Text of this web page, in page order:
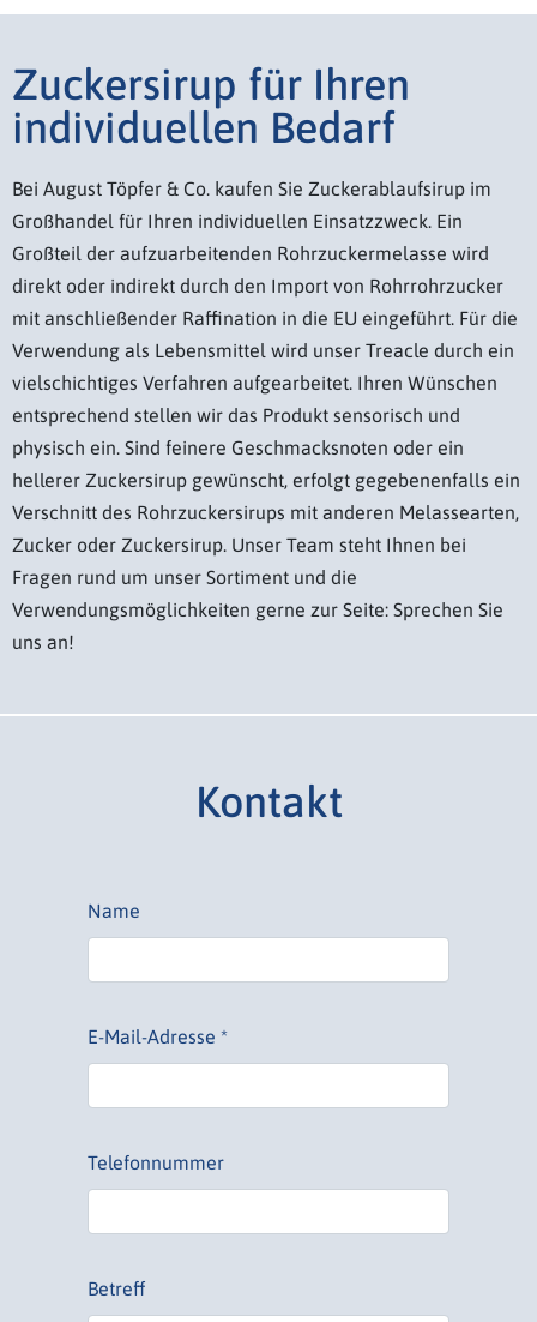
Zuckersirup für Ihren
individuellen Bedarf
Bei August Töpfer & Co. kaufen Sie Zuckerablaufsirup im
Großhandel für Ihren individuellen Einsatzzweck. Ein
Großteil der aufzuarbeitenden Rohrzuckermelasse wird
direkt oder indirekt durch den Import von Rohrrohrzucker
mit anschließender Raffination in die EU eingeführt. Für die
Verwendung als Lebensmittel wird unser Treacle durch ein
vielschichtiges Verfahren aufgearbeitet. Ihren Wünschen
entsprechend stellen wir das Produkt sensorisch und
physisch ein. Sind feinere Geschmacksnoten oder ein
hellerer Zuckersirup gewünscht, erfolgt gegebenenfalls ein
Verschnitt des Rohrzuckersirups mit anderen Melassearten,
Zucker oder Zuckersirup. Unser Team steht Ihnen bei
Fragen rund um unser Sortiment und die
Verwendungsmöglichkeiten gerne zur Seite: Sprechen Sie
uns an!
Kontakt
Name
E-Mail-Adresse *
Telefonnummer
Betreff